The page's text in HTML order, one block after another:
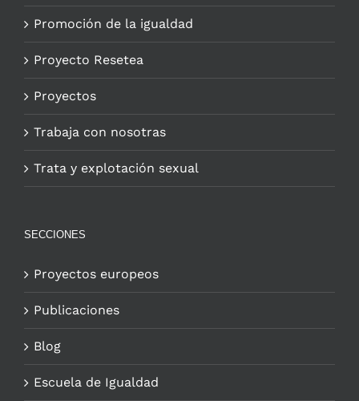
Promoción de la igualdad
Proyecto Resetea
Proyectos
Trabaja con nosotras
Trata y explotación sexual
SECCIONES
Proyectos europeos
Publicaciones
Blog
Escuela de Igualdad